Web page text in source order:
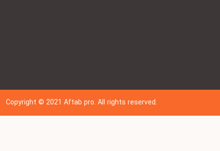
Copyright © 202 1Aftab pro. All rights reserved.